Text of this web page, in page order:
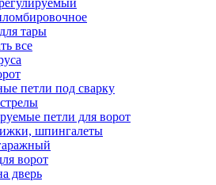
тары
все
петли под сварку
петли для ворот
шпингалеты
ворот
дверь